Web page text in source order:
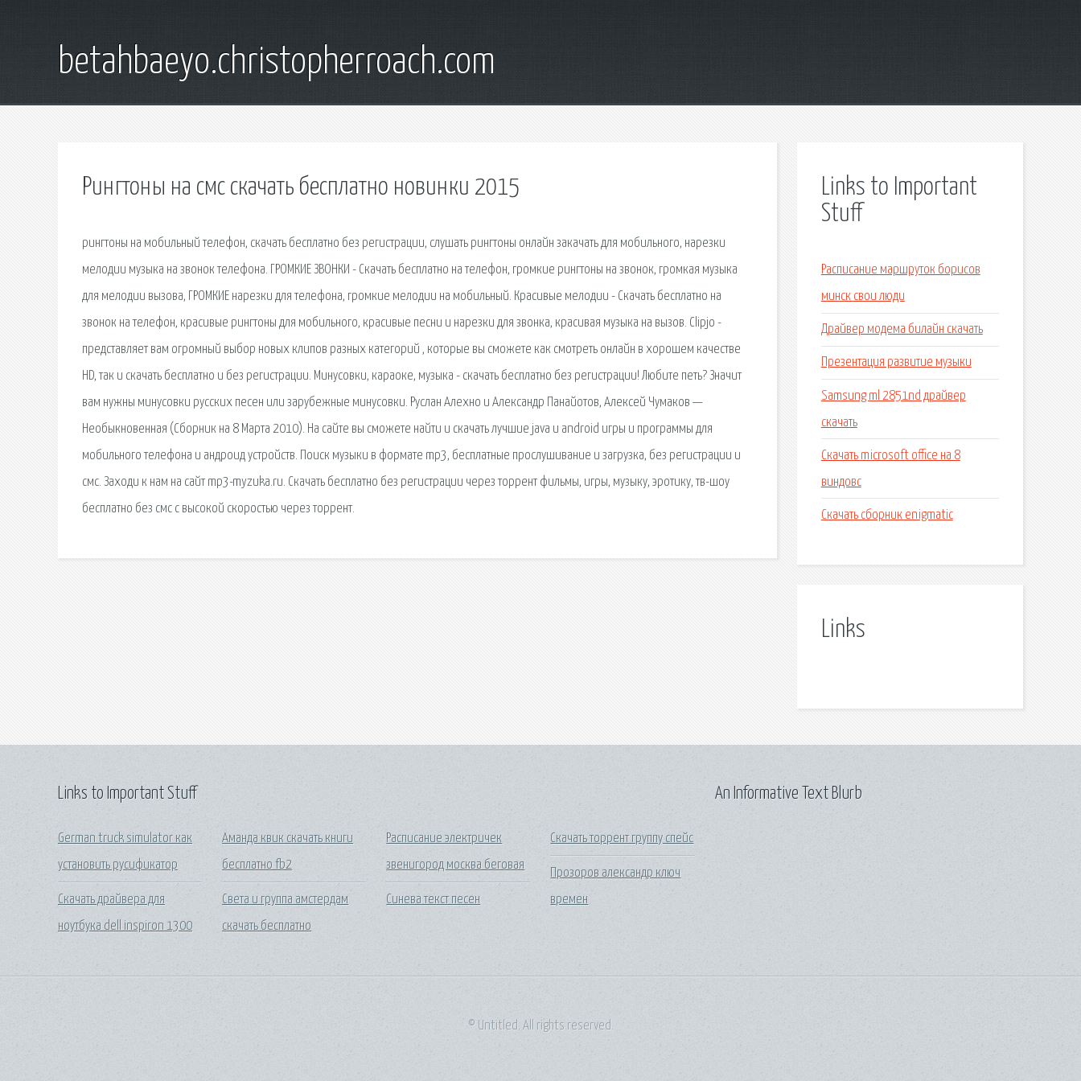
betahbaeyo.christopherroach.com
Рингтоны на смс скачать бесплатно новинки 2015
рингтоны на мобильный телефон, скачать бесплатно без регистрации, слушать рингтоны онлайн закачать для мобильного, нарезки
мелодии музыка на звонок телефона. ГРОМКИЕ ЗВОНКИ - Скачать бесплатно на телефон, громкие рингтоны на звонок, громкая музыка
для мелодии вызова, ГРОМКИЕ нарезки для телефона, громкие мелодии на мобильный. Красивые мелодии - Скачать бесплатно на
звонок на телефон, красивые рингтоны для мобильного, красивые песни и нарезки для звонка, красивая музыка на вызов. Clipjo -
представляет вам огромный выбор новых клипов разных категорий , которые вы сможете как смотреть онлайн в хорошем качестве
HD, так и скачать бесплатно и без регистрации. Минусовки, караоке, музыка - скачать бесплатно без регистрации! Любите петь? Значит
вам нужны минусовки русских песен или зарубежные минусовки. Руслан Алехно и Александр Панайотов, Алексей Чумаков —
Необыкновенная (Сборник на 8 Марта 2010). На сайте вы сможете найти и скачать лучшие java и android игры и программы для
мобильного телефона и андроид устройств. Поиск музыки в формате mp3, бесплатные прослушивание и загрузка, без регистрации и
смс. Заходи к нам на сайт mp3-myzuka.ru. Скачать бесплатно без регистрации через торрент фильмы, игры, музыку, эротику, тв-шоу
бесплатно без смс с высокой скоростью через торрент.
Links to Important
Stuff
Расписание маршруток борисов
минск свои люди
Драйвер модема билайн скачать
Презентация развитие музыки
Samsung ml 2851nd драйвер
скачать
Скачать microsoft office на 8
виндовс
Скачать сборник enigmatic
Links
Links to Important Stuff
German truck simulator как
установить русификатор
Скачать драйвера для
ноутбука dell inspiron 1300
Аманда квик скачать книги
бесплатно fb2
Света и группа амстердам
скачать бесплатно
Расписание электричек
звенигород москва беговая
Синева текст песен
Скачать торрент группу спейс
Прозоров александр ключ
времен
An Informative Text Blurb
© Untitled. All rights reserved.